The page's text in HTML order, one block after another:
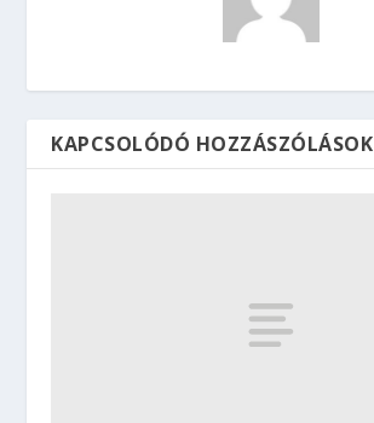
KAPCSOLÓDÓ HOZZÁSZÓLÁSOK